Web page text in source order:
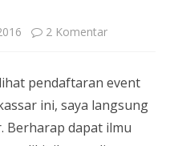
2 Komentarpada
di
Bekraf
pendaftaran event
ini, saya langsung
Berharap dapat ilmu